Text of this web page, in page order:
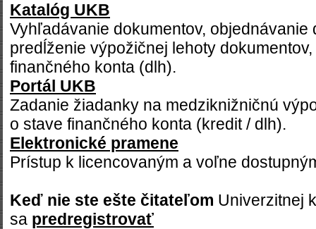
Katalóg UKB
Vyhľadávanie dokumentov, objednávanie
predĺženie výpožičnej lehoty
finančného konta (dlh).
Portál UKB
Zadanie žiadanky na medziknižničnú
o stave finančného konta (kredit / dlh).
Elektronické pramene
Prístup k licencovaným a voľne
Keď nie ste ešte čitateľom Univerzitnej
sa predregistrovať